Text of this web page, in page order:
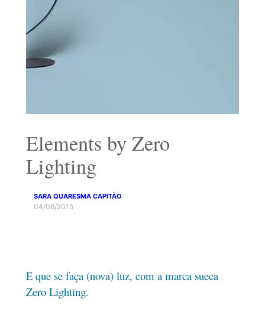
Elements by Zero
Lighting
SARA QUARESMA CAPITÃO
04/06/2015
E que se faça (nova) luz, com a marca sueca
Zero Lighting.